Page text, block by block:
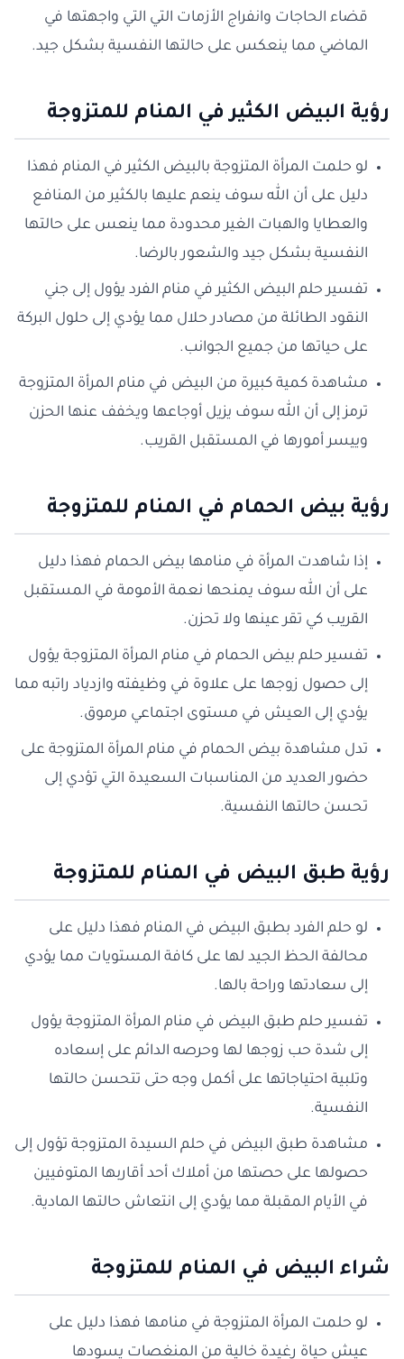
قضاء الحاجات وانفراج الأزمات التي التي واجهتها في
الماضي مما ينعكس على حالتها النفسية بشكل جيد.
رؤية البيض الكثير في المنام للمتزوجة
لو حلمت المرأة المتزوجة بالبيض الكثير في المنام فهذا
دليل على أن الله سوف ينعم عليها بالكثير من المنافع
والعطايا والهبات الغير محدودة مما ينعس على حالتها
النفسية بشكل جيد والشعور بالرضا.
تفسير حلم البيض الكثير في منام الفرد يؤول إلى جني
النقود الطائلة من مصادر حلال مما يؤدي إلى حلول البركة
على حياتها من جميع الجوانب.
مشاهدة كمية كبيرة من البيض في منام المرأة المتزوجة
ترمز إلى أن الله سوف يزيل أوجاعها ويخفف عنها الحزن
وييسر أمورها في المستقبل القريب.
رؤية بيض الحمام في المنام للمتزوجة
إذا شاهدت المرأة في منامها بيض الحمام فهذا دليل
على أن الله سوف يمنحها نعمة الأمومة في المستقبل
القريب كي تقر عينها ولا تحزن.
تفسير حلم بيض الحمام في منام المرأة المتزوجة يؤول
إلى حصول زوجها على علاوة في وظيفته وازدياد راتبه مما
يؤدي إلى العيش في مستوى اجتماعي مرموق.
تدل مشاهدة بيض الحمام في منام المرأة المتزوجة على
حضور العديد من المناسبات السعيدة التي تؤدي إلى
تحسن حالتها النفسية.
رؤية طبق البيض في المنام للمتزوجة
لو حلم الفرد بطبق البيض في المنام فهذا دليل على
محالفة الحظ الجيد لها على كافة المستويات مما يؤدي
إلى سعادتها وراحة بالها.
تفسير حلم طبق البيض في منام المرأة المتزوجة يؤول
إلى شدة حب زوجها لها وحرصه الدائم على إسعاده
وتلبية احتياجاتها على أكمل وجه حتى تتحسن حالتها
النفسية.
مشاهدة طبق البيض في حلم السيدة المتزوجة تؤول إلى
حصولها على حصتها من أملاك أحد أقاربها المتوفيين
في الأيام المقبلة مما يؤدي إلى انتعاش حالتها المادية.
شراء البيض في المنام للمتزوجة
لو حلمت المرأة المتزوجة في منامها فهذا دليل على
عيش حياة رغيدة خالية من المنغصات يسودها